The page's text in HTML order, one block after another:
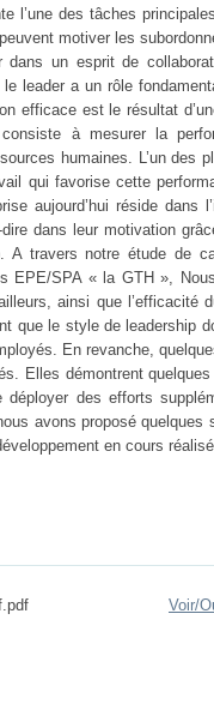
l’une des tâches
motiver les
dans un esprit de
leader a un rôle
efficace est le résultat
à mesurer la
humaines. L’un des
qui favorise cette
aujourd’hui réside dans
dans leur motivation
A travers notre étude de
EPE/SPA « la GTH »,
ainsi que l’efficacité
que le style de leadership
En revanche,
Elles démontrent
des efforts
avons proposé quelques
en cours
Voir/